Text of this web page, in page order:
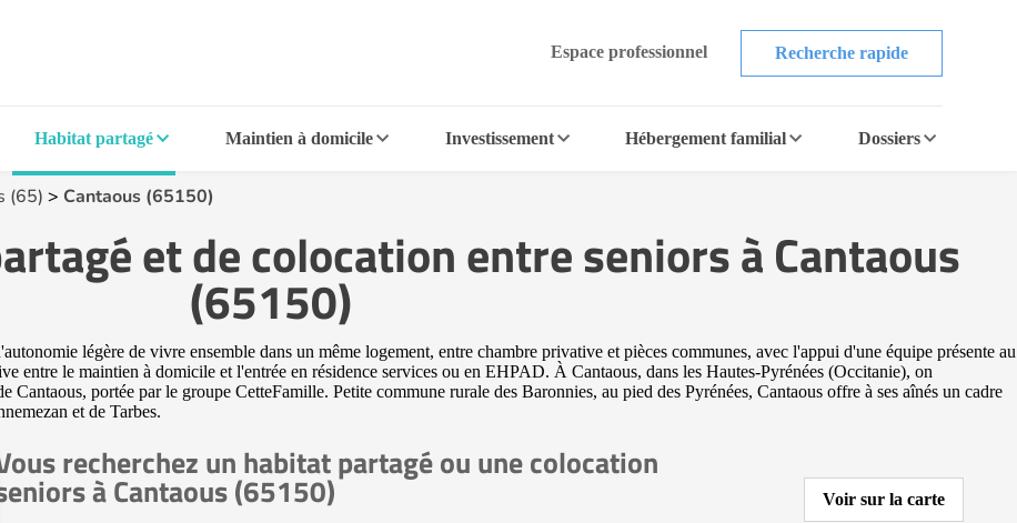
Espace professionnel Recherche rapide
Habitat partagé Maintien à domicile Investissement Hébergement familial Dossiers
(65) > Cantaous (65150)
et de colocation entre seniors à Cantaous
(65150)
légère de vivre ensemble dans un même logement, entre chambre privative et pièces communes, avec l'appui d'une équipe présente au
entre le maintien à domicile et l'entrée en résidence services ou en EHPAD. À Cantaous, dans les Hautes-Pyrénées (Occitanie), on
portée par le groupe CetteFamille. Petite commune rurale des Baronnies, au pied des Pyrénées, Cantaous offre à ses aînés un cadre
et de Tarbes.
recherchez un habitat partagé ou une colocation
à Cantaous (65150) Voir sur la carte